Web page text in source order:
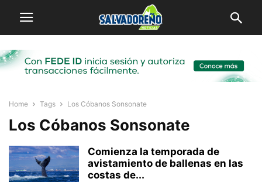
Home Tags Los Cóbanos Sonsonate
Los Cóbanos Sonsonate
Comienza la temporada de
avistamiento de ballenas en las
costas de...